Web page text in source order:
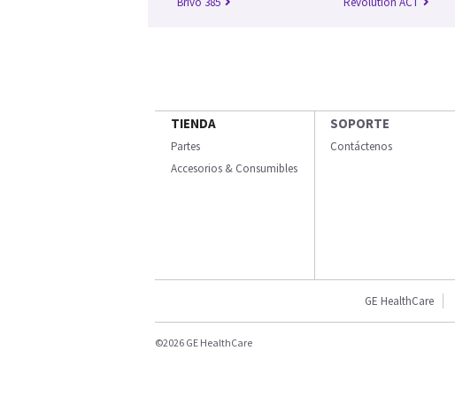
TIENDA
Partes
Accesorios & Consumibles
SOPORTE
Contáctenos
GE HealthCare
©2026 GE HealthCare